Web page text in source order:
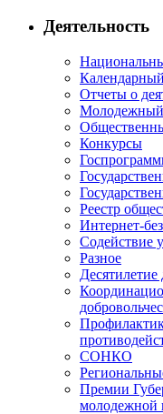
Деятельность
Отчеты о
Молодежный
Конкурсы
Реестр
Интернет-
Содействие
Разное
Десятилетие
СОНКО
Премии
молодежной